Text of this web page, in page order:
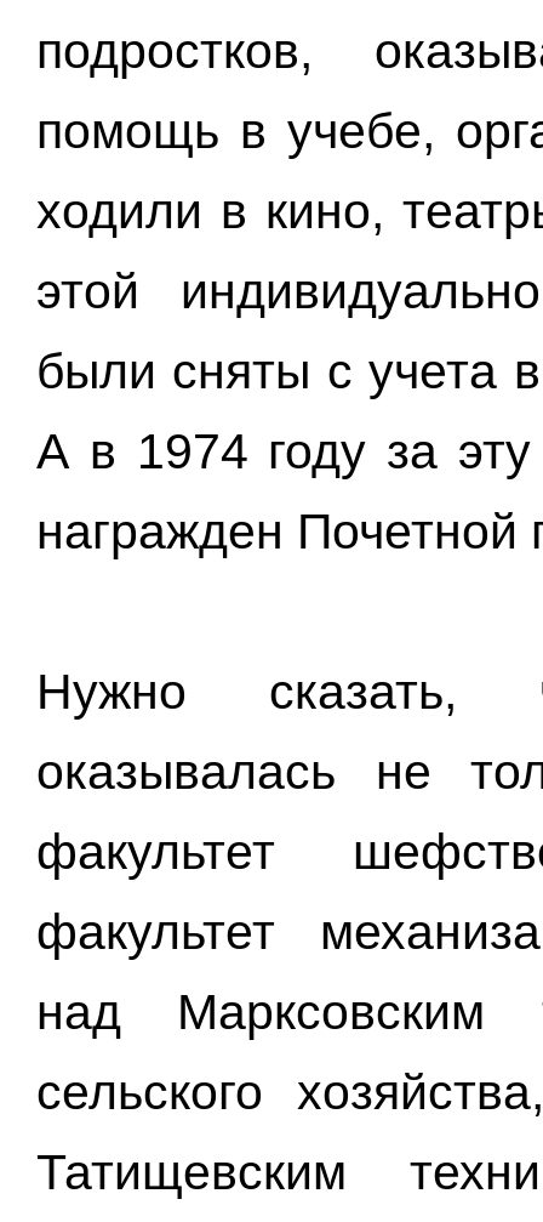
подростков,
помощь в учебе,
ходили в кино,
этой
были сняты с учета
А в 1974 году за
награжден Почетной
Нужно
оказывалась не
факультет
факультет
над Марксовским
сельского
Татищевским